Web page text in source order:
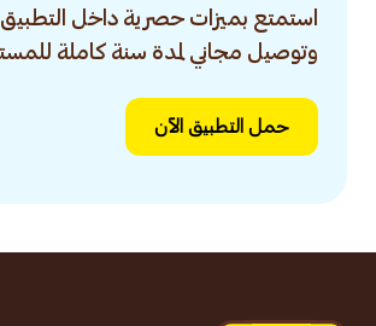
استمتع بميزات حصرية داخل
وتوصيل مجاني لمدة سنة كاملة
حمل التطبيق الآن